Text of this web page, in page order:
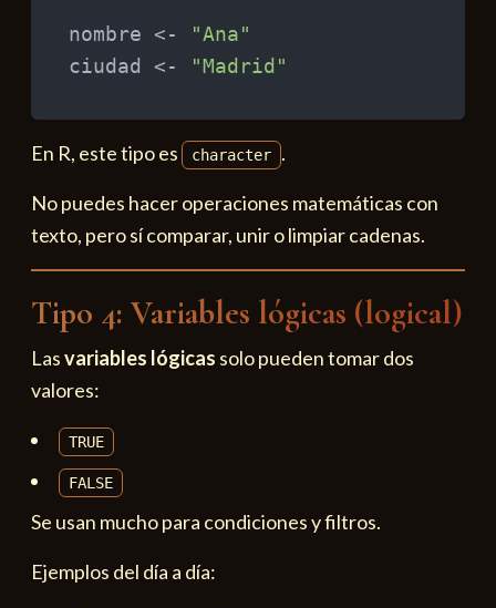
nombre <-
"Ana"
ciudad <- "Madrid"
En R, este tipo es character .
No puedes hacer operaciones matemáticas con
texto, pero sí comparar, unir o limpiar cadenas.
Tipo 4: Variables lógicas (logical)
Lasvariables lógicas solo pueden tomar dos
valores:
TRUE
FALSE
Se usan mucho para condiciones y filtros.
Ejemplos del día a día: